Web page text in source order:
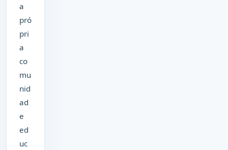
a
pró
pri
a
co
mu
nid
ad
e
ed
uc